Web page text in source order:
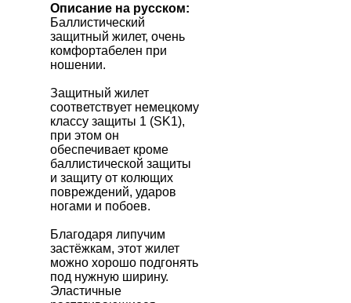
Описание на русском:
Баллистический
защитный жилет, очень
комфортабелен при
ношении.
Защитный жилет
соответствует немецкому
классу защиты 1 (SK1),
при этом он
обеспечивает кроме
баллистической защиты
и защиту от колющих
повреждений, ударов
ногами и побоев.
Благодаря липучим
застёжкам, этот жилет
можно хорошо подгонять
под нужную ширину.
Эластичные